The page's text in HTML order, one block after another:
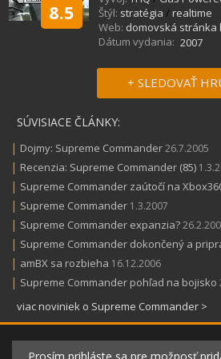
8.5
Štýl: stratégia / realtime
Web: domovská stránka
Dátum vydania: 2007
+ SLEDOVAŤ
SÚVISIACE ČLÁNKY:
| Dojmy: Supreme Commander26.7.2005
| Recenzia: Supreme Commander (85)
| Supreme Commander zaútočí na
| Supreme Commander 1.3.2007
| Supreme Commander expanzia?
| Supreme Commander dokončený a
| amBX sa rozbieha 16.12.2006
| Supreme Commander pohľad na bojisko
viac noviniek o Supreme Commander >